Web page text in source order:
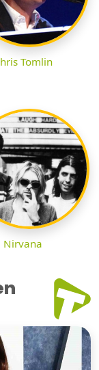
Tomlin
Nirvana